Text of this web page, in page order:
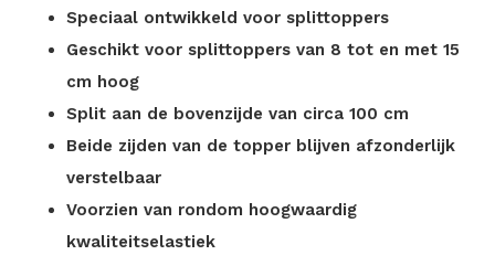
Speciaal ontwikkeld voor splittoppers
Geschikt voor splittoppers van 8 tot en met 15
cm hoog
Split aan de bovenzijde van circa 100 cm
Beide zijden van de topper blijven afzonderlijk
verstelbaar
Voorzien van rondom hoogwaardig
kwaliteitselastiek